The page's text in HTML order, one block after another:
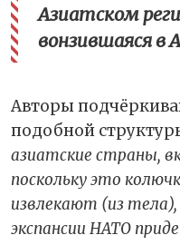
Азиатском
вонзившаяся в
Авторы
подобной
азиатские страны,
поскольку это
извлекают (из тела),
экспансии НАТО